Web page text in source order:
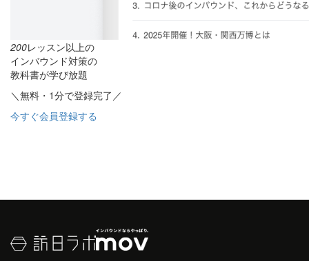
200レッスン以上の
インバウンド対策の
教科書が学び放題
＼無料・1分で登録完了／
今すぐ会員登録する